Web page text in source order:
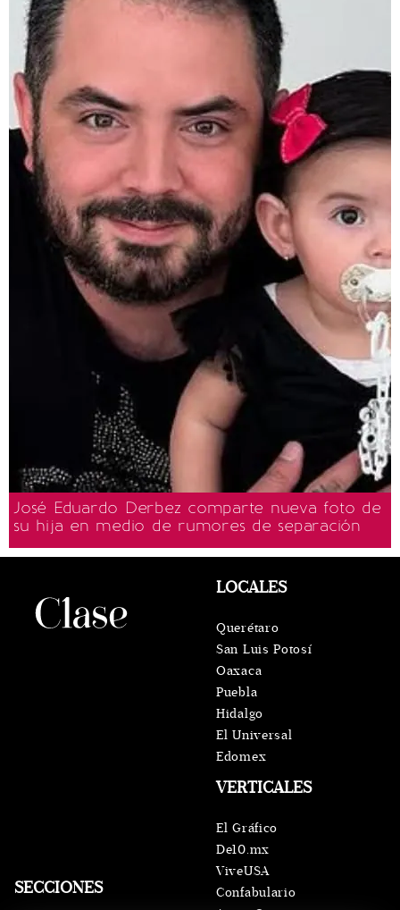
José Eduardo Derbez comparte nueva foto de
su hija en medio de rumores de separación
SECCIONES
VERTICALES
El Gráfico
De10.mx
ViveUSA
Confabulario
LOCALES
Querétaro
San Luis Potosí
Oaxaca
Puebla
Hidalgo
El Universal
Edomex